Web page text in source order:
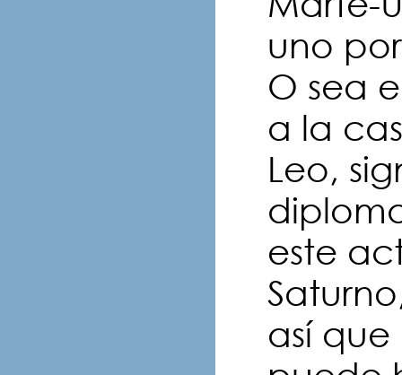
uno
O sea
a la
Leo,
este
así